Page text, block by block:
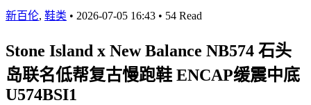
新百伦, 鞋类 • 2026-07-05 16:43 • 54 Read
Stone Island x New Balance NB574 石头
岛联名低帮复古慢跑鞋 ENCAP缓震中底
U574BSI1